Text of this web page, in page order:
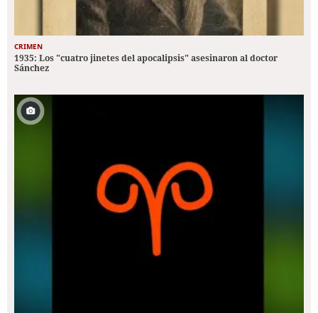
CRIMEN
1935: Los "cuatro jinetes del apocalipsis" asesinaron al doctor
Sánchez